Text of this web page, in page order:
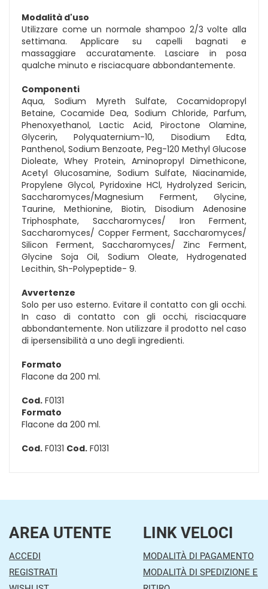
Modalità d'uso
Utilizzare come un normale shampoo 2/3 volte alla
settimana. Applicare su capelli bagnati e
massaggiare accuratamente. Lasciare in posa
qualche minuto e risciacquare abbondantemente.
Componenti
Aqua, Sodium Myreth Sulfate, Cocamidopropyl
Betaine, Cocamide Dea, Sodium Chloride, Parfum,
Phenoxyethanol, Lactic Acid, Piroctone Olamine,
Glycerin, Polyquaternium-10, Disodium Edta,
Panthenol, Sodium Benzoate, Peg-120 Methyl Glucose
Dioleate, Whey Protein, Aminopropyl Dimethicone,
Acetyl Glucosamine, Sodium Sulfate, Niacinamide,
Propylene Glycol, Pyridoxine HCl, Hydrolyzed Sericin,
Saccharomyces/Magnesium Ferment, Glycine,
Taurine, Methionine, Biotin, Disodium Adenosine
Triphosphate, Saccharomyces/ Iron Ferment,
Saccharomyces/ Copper Ferment, Saccharomyces/
Silicon Ferment, Saccharomyces/ Zinc Ferment,
Glycine Soja Oil, Sodium Oleate, Hydrogenated
Lecithin, Sh-Polypeptide- 9.
Avvertenze
Solo per uso esterno. Evitare il contatto con gli occhi.
In caso di contatto con gli occhi, risciacquare
abbondantemente. Non utilizzare il prodotto nel caso
di ipersensibilità a uno degli ingredienti.
Formato
Flacone da 200 ml.
Cod. F0131
Formato
Flacone da 200 ml.
Cod. F0131 Cod. F0131
AREA UTENTE
ACCEDI
REGISTRATI
LINK VELOCI
MODALITÀ DI PAGAMENTO
MODALITÀ DI SPEDIZIONE E